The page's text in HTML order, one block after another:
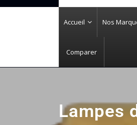
Accueil Nos
Comparer
Lampes